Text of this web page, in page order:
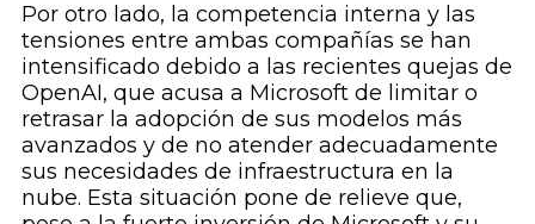
Por otro lado, la competencia interna y las
tensiones entre ambas compañías se han
intensificado debido a las recientes quejas de
OpenAI, que acusa a Microsoft de limitar o
retrasar la adopción de sus modelos más
avanzados y de no atender adecuadamente
sus necesidades de infraestructura en la
nube. Esta situación pone de relieve que,